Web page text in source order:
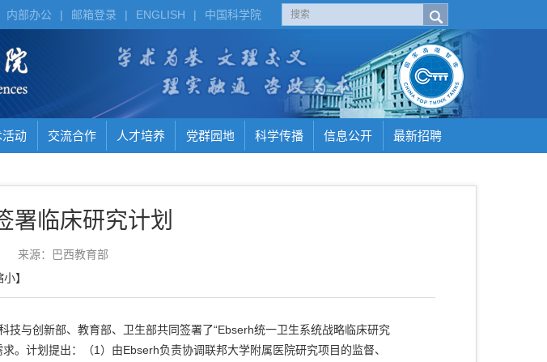
中国科学院
|
ENGLISH
|
邮箱登录
|
内部办公
活动 交流合作 人才培养 党群园地 科学传播 信息公开 最新招聘
署临床研究计划
来源：巴西教育部
小】
与创新部、教育部、卫生部共同签署了“Ebserh统一卫生系统战略临床研究
。计划提出：（1）由Ebserh负责协调联邦大学附属医院研究项目的监督、